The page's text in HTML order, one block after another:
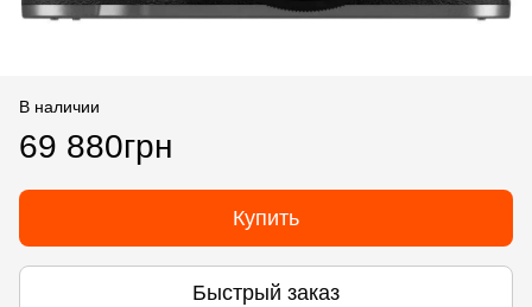
В наличии
69 880грн
Купить
Быстрый заказ